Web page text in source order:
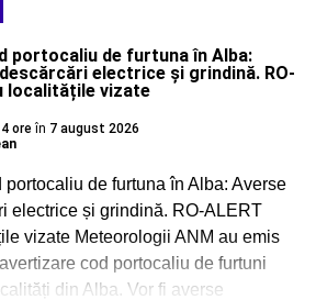
portocaliu de furtuna în Alba:
electrice și grindină. RO-
localitățile vizate
ore în 7 august 2026
de furtuna în Alba: Averse
electrice și grindină. RO-ALERT
vizate Meteorologii ANM au emis
cod portocaliu de furtuni
din Alba. Vor fi averse